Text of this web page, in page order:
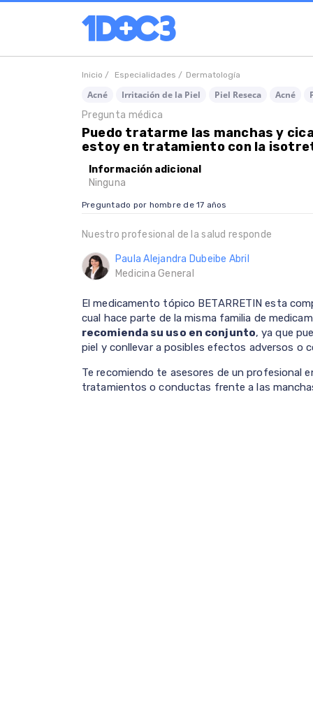
Inicio / Especialidades / Dermatología
Acné Irritación de la Piel Piel Reseca Acné
Pregunta médica
Puedo tratarme las manchas y
estoy en tratamiento con la
Información adicional
Ninguna
Preguntado por hombre de 17 años
Nuestro profesional de la salud responde
Paula Alejandra Dubeibe Abril
Medicina General
El medicamento tópico BETARRETIN esta
cual hace parte de la misma familia de
recomienda su uso en conjunto, ya que
piel y conllevar a posibles efectos adversos o
Te recomiendo te asesores de un profesional
tratamientos o conductas frente a las